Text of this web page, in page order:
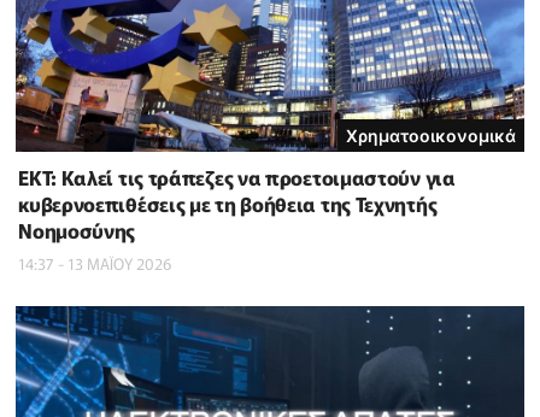
Χρηματοοικονομικά
ΕΚΤ: Καλεί τις τράπεζες να προετοιμαστούν για
κυβερνοεπιθέσεις με τη βοήθεια της Τεχνητής
Νοημοσύνης
14:37 - 13 ΜΑΪ́ΟΥ 2026